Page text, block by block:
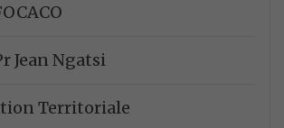
Jean Ngatsi
Territoriale